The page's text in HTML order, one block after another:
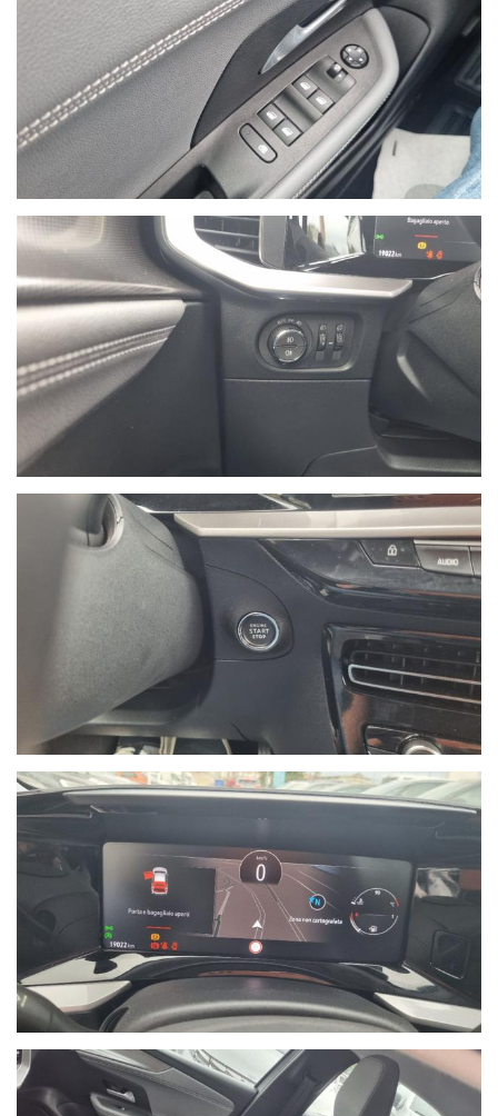
NON HAI TROVATO L'AUTO CHE
CERCHI?
Compila il modulo e ti contatteremo appena l'auto
che cerchi sarà disponibile
Ho letto e accettol'informativa privacy*
Acconsento al trattamento dei miei dati per
finalità di marketing
Invia
Queste informazioni non saranno condivise con terze